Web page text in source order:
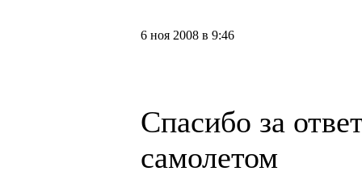
6 ноя 2008 в 9:46
Спасибо за
самолетом